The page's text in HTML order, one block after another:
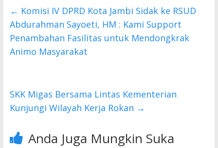
b
o
o
k
er s
A
p
p
← Komisi IV DPRD Kota Jambi Sidak ke RSUD
Abdurahman Sayoeti, HM : Kami Support
Penambahan Fasilitas untuk Mendongkrak
Animo Masyarakat
SKK Migas Bersama Lintas Kementerian
Kunjungi Wilayah Kerja Rokan →
Anda Juga Mungkin Suka